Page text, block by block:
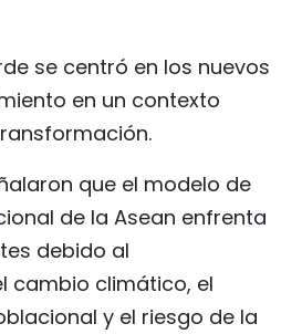
se centró en los nuevos
en un contexto
que el modelo de
de la Asean enfrenta
debido al
cambio climático, el
y el riesgo de la